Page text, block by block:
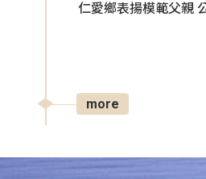
仁愛鄉表揚模範父親
more